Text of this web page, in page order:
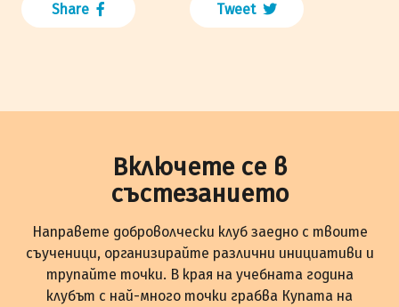
Share Tweet
Включете се в
състезанието
Направете доброволчески клуб заедно с твоите
съученици, организирайте различни инициативи и
трупайте точки. В края на учебната година
клубът с най-много точки грабва Купата на